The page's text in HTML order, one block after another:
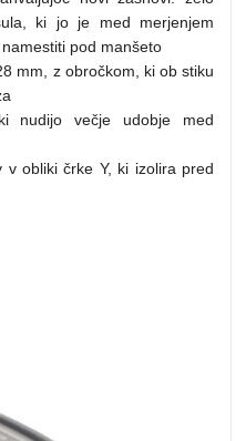
ki jo je med merjenjem
pod manšeto
mm, z obročkom, ki ob stiku
nudijo večje udobje med
v obliki črke Y, ki izolira pred